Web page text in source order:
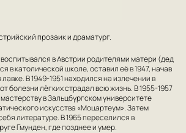
прозаик и драматург.
в Австрии родителями матери (дед
в католической школе, оставил её в 1947, начав
В 1949-1951 находился на излечении в
болезни лёгких страдал всю жизнь. В 1955-1957
в Зальцбургском университете
искусства «Моцартеум». Затем
литературе. В 1965 переселился в
Гмунден, где позднее и умер.